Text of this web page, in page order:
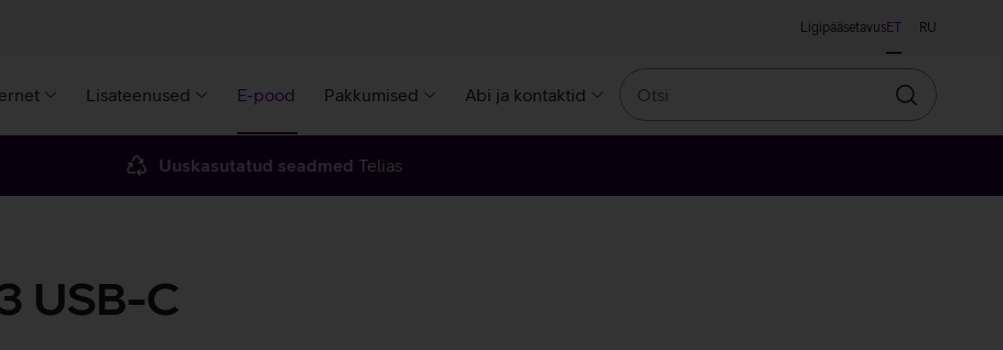
LigipääsetavusET RU
Lisateenused E-pood Pakkumised Abi ja kontaktid
Otsin
Uuskasutatud seadmed Telias
USB-C